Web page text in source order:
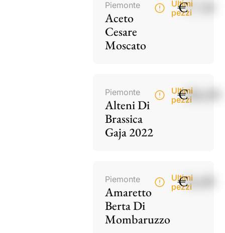
Piemonte
Aceto
Cesare
Moscato
Ultimi
pezzi
€17,50
Piemonte
Alteni Di
Brassica
Gaja 2022
Ultimi
pezzi
€186,00
Piemonte
Amaretto
Berta Di
Mombaruzzo
Ultimi
pezzi
€34,00